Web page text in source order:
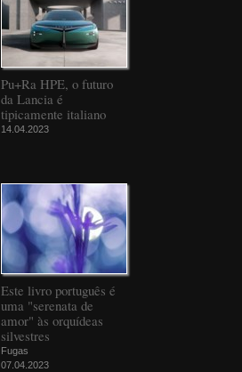
Pu+Ra HPE, o futuro
da Lancia é
tipicamente italiano
14.04.2023
Este livro português é
uma "serenata de
amor" às orquídeas
silvestres
Fugas
07.04.2023